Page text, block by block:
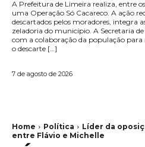
A Prefeitura de Limeira realiza, entre
uma Operação Só Cacareco. A ação
descartados pelos moradores, integra
zeladoria do município. A Secretaria
com a colaboração da população
o descarte […]
7 de agosto de 2026